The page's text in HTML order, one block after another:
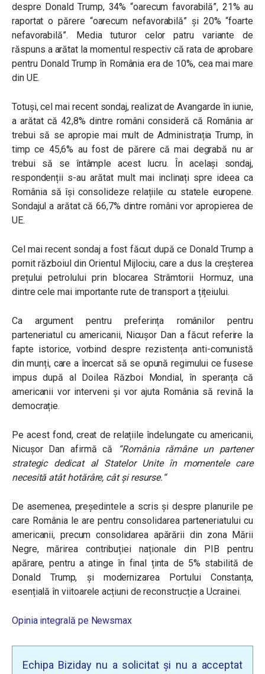
despre Donald Trump, 34% “oarecum favorabilă”, 21% au
raportat o părere “oarecum nefavorabilă” și 20% “foarte
nefavorabilă”. Media tuturor celor patru variante de
răspuns a arătat la momentul respectiv că rata de aprobare
pentru Donald Trump în România era de 10%, cea mai mare
din UE.
Totuși, cel mai recent sondaj, realizat de Avangarde în iunie,
a arătat că42,8% dintre români consideră că România ar
trebui să se apropie mai mult de Administrația Trump, în
timp ce 45,6% au fost de părere că mai degrabă nu ar
trebui să se întâmple acest lucru. În același sondaj,
respondenții s-au arătat mult mai inclinați spre ideea ca
România să își consolideze relațiile cu statele europene.
Sondajul a arătat că 66,7% dintre români vor apropierea de
UE.
Cel mai recent sondaj a fost făcut după ce Donald Trump a
pornit războiul din Orientul Mijlociu, care a dus la creșterea
prețului petrolului prin blocarea Strâmtorii Hormuz, una
dintre cele mai importante rute de transport a țițeiului.
Ca argument pentru preferința românilor pentru
parteneriatul cu americanii, Nicușor Dan a făcut referire la
fapte istorice, vorbind despre rezistența anti-comunistă
din munți, care a încercat să se opună regimului ce fusese
impus după al Doilea Război Mondial, în speranța că
americanii vor interveni și vor ajuta România să revină la
democrație.
Pe acest fond, creat de relațiile îndelungate cu americanii,
Nicușor Dan afirmă că
“România rămâne un partener
strategic dedicat al Statelor Unite în momentele care
necesită atât hotărâre, cât și resurse. “
De asemenea, președintele a scris și despre planurile pe
care România le are pentru consolidarea parteneriatului cu
americanii, precum consolidarea apărării din zona Mării
Negre, mărirea contribuției naționale din PIB pentru
apărare, pentru a atinge în final ținta de 5% stabilită de
Donald Trump, și modernizarea Portului Constanța,
esențială în viitoarele acțiuni de reconstrucție a Ucrainei.
Opinia integrală pe Newsmax
Echipa Biziday nu a solicitat și nu a acceptat